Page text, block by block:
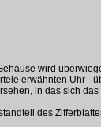
wird
erwähnten Uhr -
in das sich
des